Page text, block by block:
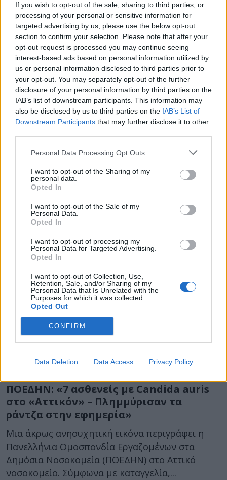
If you wish to opt-out of the sale, sharing to third parties, or
processing of your personal or sensitive information for
targeted advertising by us, please use the below opt-out
section to confirm your selection. Please note that after your
opt-out request is processed you may continue seeing
interest-based ads based on personal information utilized by
us or personal information disclosed to third parties prior to
your opt-out. You may separately opt-out of the further
disclosure of your personal information by third parties on the
IAB’s list of downstream participants. This information may
also be disclosed by us to third parties on the IAB’s List of
Downstream Participants that may further disclose it to other
Personal Data Processing Opt Outs
I want to opt-out of the Sharing of my
personal data.
Opted In
I want to opt-out of the Sale of my
Personal Data.
Opted In
I want to opt-out of processing my
Personal Data for Targeted Advertising.
Opted In
I want to opt-out of Collection, Use,
Retention, Sale, and/or Sharing of my
Personal Data that Is Unrelated with the
Purposes for which it was collected.
Opted Out
CONFIRM
Data Deletion Data Access Privacy Policy
υπήρχε διαθέσιμο στη χθεσινή εφημερία του
Νοσοκομείου "Αττικόν" καθώς, σύμφωνα με
τους εργαζόμενους,...
04 Νοεμβρίου 2022 13:07
«τρόμου» με δεκάδες φορεία στους
διαδρόμους – Αύξηση στα κρούσματα
αναπνευστικών λοιμώξεων
Μία από τις χειρότερες των τελευταίων μηνών,
"Αττικόν", με τους εργαζόμενους να
καταγράφουν...
01 Ιουνίου 2022 11:45
ΠΟΕΔΗΝ: «7 ασθενείς με Candida auris
στο «Αττικόν» – Πλημμύρισαν τα
ράντζα στην εφημερία»
Μια άκρως ανησυχητική εικόνα περιγράφει η
Πανελλήνια Ομοσπονδία Εργαζομένων στα
Δημόσια Νοσοκομεία (ΠΟΕΔΗΝ) στο Αττικό
νοσοκομείο. Σύμφωνα με καταγγελία,...